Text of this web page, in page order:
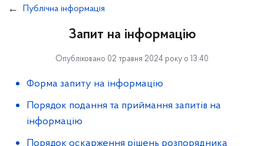
Публічна інформація
Запит на інформацію
Опубліковано 02 травня 2024 року о 13:40
Форма запиту на інформацію
Порядок подання та приймання запитів на
інформацію
Порядок оскарження рішень розпорядника